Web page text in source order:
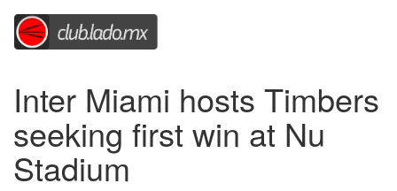
Inter Miami hosts Timbers
seeking first win at Nu
Stadium